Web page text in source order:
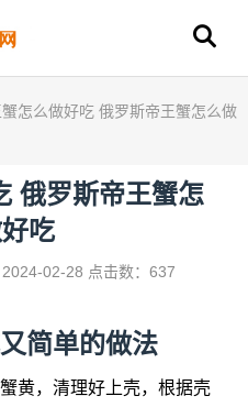
怎么做好吃 俄罗斯帝王蟹怎么做
俄罗斯帝王蟹怎
吃
02-28 点击数：637
又简单的做法
黄，清理好上壳，根据壳